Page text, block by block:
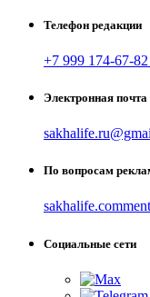
Телефон редакции
+7 999 174-67-
Электронная
По вопросам
Социальные сети